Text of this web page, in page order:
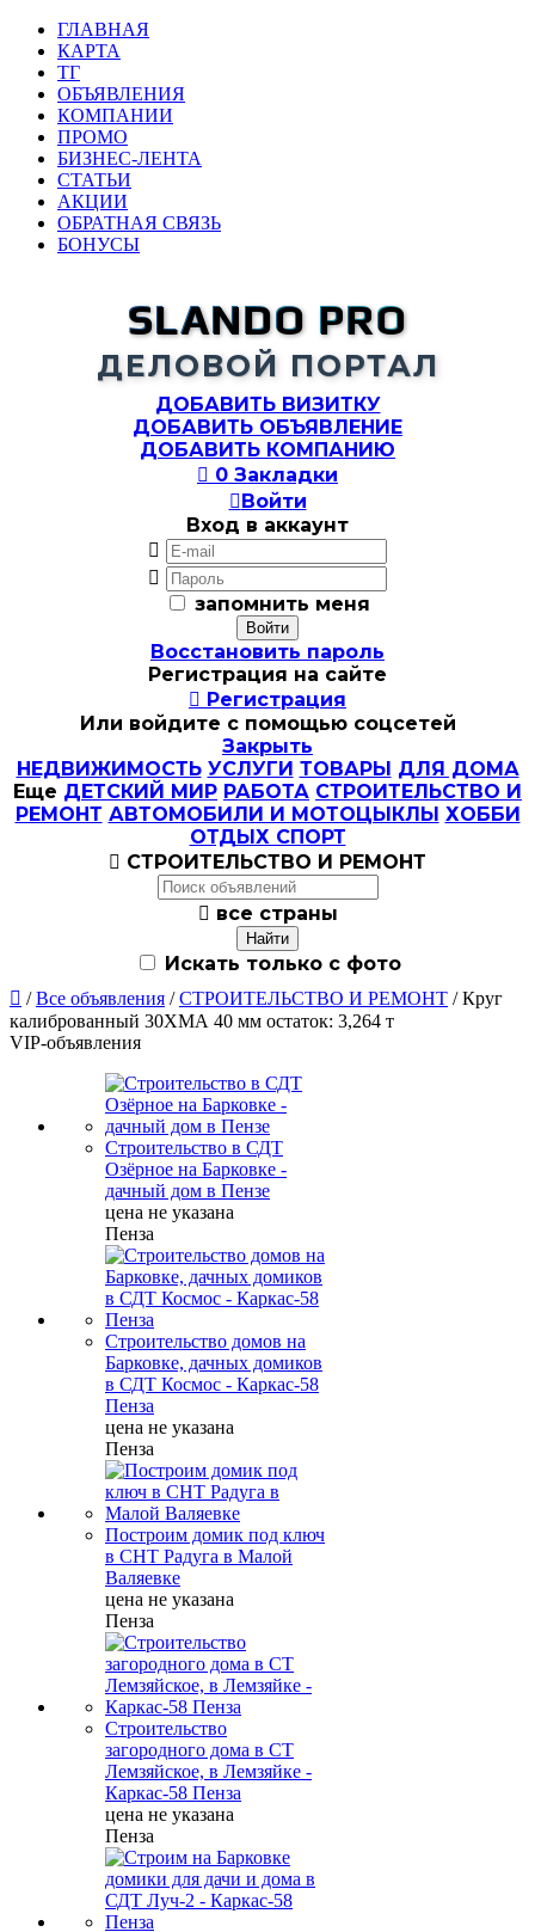
ГЛАВНАЯ
КАРТА
ТГ
ОБЪЯВЛЕНИЯ
КОМПАНИИ
ПРОМО
БИЗНЕС-ЛЕНТА
СТАТЬИ
АКЦИИ
ОБРАТНАЯ СВЯЗЬ
БОНУСЫ
SLANDO PRO
ДЕЛОВОЙ ПОРТАЛ
ДОБАВИТЬ ВИЗИТКУ
ДОБАВИТЬ ОБЪЯВЛЕНИЕ
ДОБАВИТЬ КОМПАНИЮ
 0 Закладки
Войти
Вход в аккаунт


запомнить меня
Восстановить пароль
Регистрация на сайте
 Регистрация
Или войдите с помощью соцсетей
Закрыть
НЕДВИЖИМОСТЬ УСЛУГИ ТОВАРЫ ДЛЯ ДОМА
Еще ДЕТСКИЙ МИР РАБОТА СТРОИТЕЛЬСТВО И
РЕМОНТ АВТОМОБИЛИ И МОТОЦЫКЛЫ ХОББИ
ОТДЫХ СПОРТ
 СТРОИТЕЛЬСТВО И РЕМОНТ
 все страны
Искать только с фото
 /Все объявления /СТРОИТЕЛЬСТВО И РЕМОНТ / Круг
калиброванный 30ХМА 40 мм остаток: 3,264 т
VIP-объявления
Строительство в СДТ
Озёрное на Барковке -
дачный дом в Пензе
цена не указана
Пенза
Строительство домов на
Барковке, дачных домиков
в СДТ Космос - Каркас-58
Пенза
цена не указана
Пенза
Построим домик под ключ
в СНТ Радуга в Малой
Валяевке
цена не указана
Пенза
Строительство
загородного дома в СТ
Лемзяйское, в Лемзяйке -
Каркас-58 Пенза
цена не указана
Пенза